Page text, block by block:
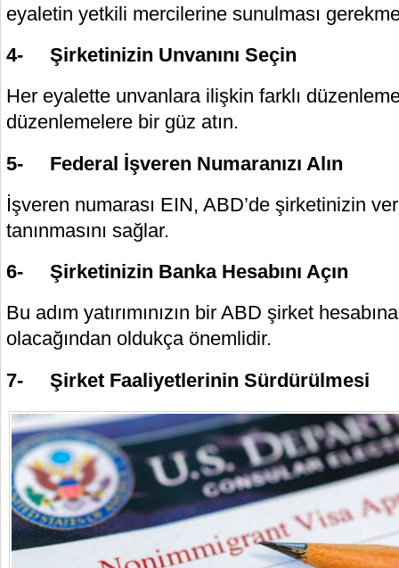
eyaletin yetkili mercilerine sunulması
4- Şirketinizin Unvanını Seçin
Her eyalette unvanlara ilişkin farklı
düzenlemelere bir güz atın.
5- Federal İşveren Numaranızı Alın
İşveren numarası EIN, ABD’de şirketinizin
tanınmasını sağlar.
6- Şirketinizin Banka Hesabını Açın
Bu adım yatırımınızın bir ABD şirket hesabına
olacağından oldukça önemlidir.
7- Şirket Faaliyetlerinin Sürdürülmesi